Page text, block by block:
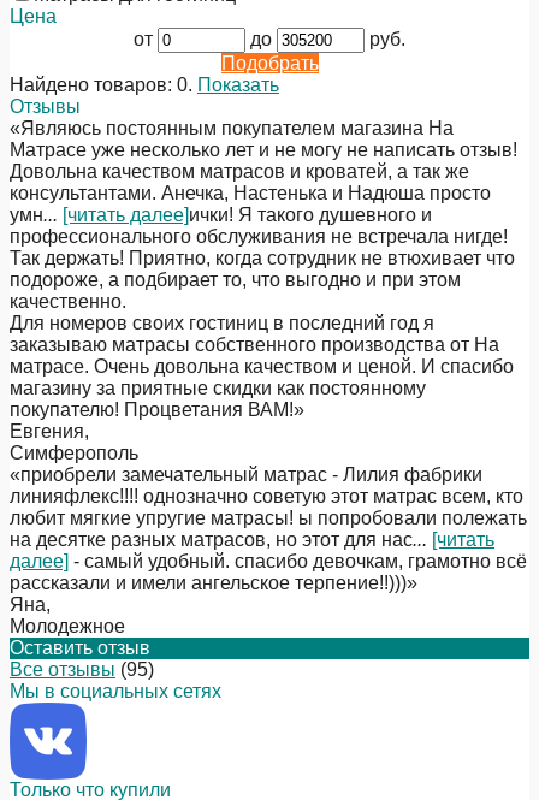
Цена
от
до
руб.
Подобрать
Найдено товаров: 0. Показать
Отзывы
«Являюсь постоянным покупателем магазина На
Матрасе уже несколько лет и не могу не написать отзыв!
Довольна качеством матрасов и кроватей, а так же
консультантами. Анечка, Настенька и Надюша просто
умн... [читать далее]ички! Я такого душевного и
профессионального обслуживания не встречала нигде!
Так держать! Приятно, когда сотрудник не втюхивает что
подороже, а подбирает то, что выгодно и при этом
качественно.
Для номеров своих гостиниц в последний год я
заказываю матрасы собственного производства от На
матрасе. Очень довольна качеством и ценой. И спасибо
магазину за приятные скидки как постоянному
покупателю! Процветания ВАМ!»
Евгения,
Симферополь
«приобрели замечательный матрас - Лилия фабрики
линияфлекс!!!! однозначно советую этот матрас всем, кто
любит мягкие упругие матрасы! ы попробовали полежать
на десятке разных матрасов, но этот для нас... [читать
далее] - самый удобный. спасибо девочкам, грамотно всё
рассказали и имели ангельское терпение!!)))»
Яна,
Молодежное
Оставить отзыв
Все отзывы (95)
Мы в социальных сетях
Только что купили